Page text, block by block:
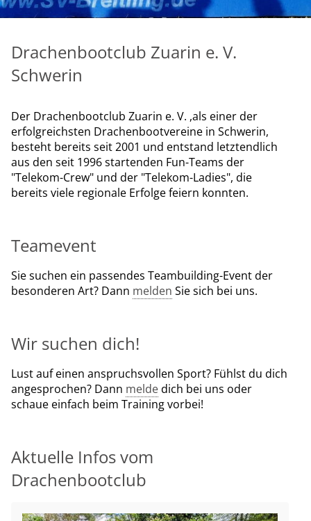
Drachenbootclub Zuarin e. V.
Schwerin
Der Drachenbootclub Zuarin e. V. ,als einer der
erfolgreichsten Drachenbootvereine in Schwerin,
besteht bereits seit 2001 und entstand letztendlich
aus den seit 1996 startenden Fun-Teams der
"Telekom-Crew" und der "Telekom-Ladies", die
bereits viele regionale Erfolge feiern konnten.
Teamevent
Sie suchen ein passendes Teambuilding-Event der
besonderen Art? Dann melden Sie sich bei uns.
Wir suchen dich!
Lust auf einen anspruchsvollen Sport? Fühlst du dich
angesprochen? Dann meldedich bei uns oder
schaue einfach beim Training vorbei!
Aktuelle Infos vom
Drachenbootclub